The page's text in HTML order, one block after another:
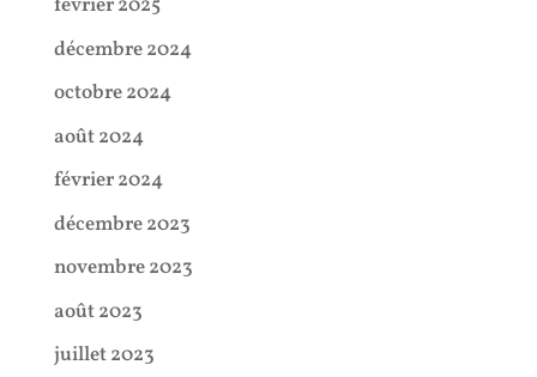
février 2025
décembre 2024
octobre 2024
août 2024
février 2024
décembre 2023
novembre 2023
août 2023
juillet 2023